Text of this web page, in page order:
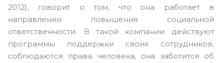
2012), говорит о том, что она работает в
направлении повышения социальной
ответственности. В такой компании действуют
программы поддержки своих сотрудников,
соблюдаются права человека, она заботится об